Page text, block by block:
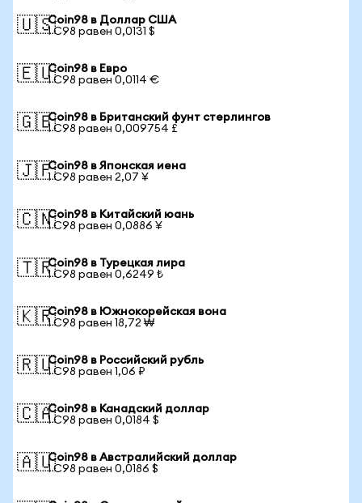
🇺🇸Coin98 в Доллар США
1 C98 равен 0,0131 $
🇪🇺Coin98 в Евро
1 C98 равен 0,0114 €
🇬🇧Coin98 в Британский фунт стерлингов
1 C98 равен 0,009754 £
🇯🇵Coin98 в Японская иена
1 C98 равен 2,07 ¥
🇨🇳Coin98 в Китайский юань
1 C98 равен 0,0886 ¥
🇹🇷Coin98 в Турецкая лира
1 C98 равен 0,6249 ₺
🇰🇷Coin98 в Южнокорейская вона
1 C98 равен 18,72 ₩
🇷🇺Coin98 в Российский рубль
1 C98 равен 1,06 ₽
🇨🇦Coin98 в Канадский доллар
1 C98 равен 0,0184 $
🇦🇺Coin98 в Австралийский доллар
1 C98 равен 0,0186 $